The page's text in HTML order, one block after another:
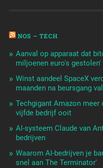
NOS – TECH
Aanval op apparaat dat
miljoenen euro's gestolen'
Winst aandeel SpaceX
maanden na beursgang
Techgigant Amazon
vijfde bedrijf ooit
AI-systeem Claude van
bedrijven
Waarom AI-bedrijven je
snel aan The Terminator'